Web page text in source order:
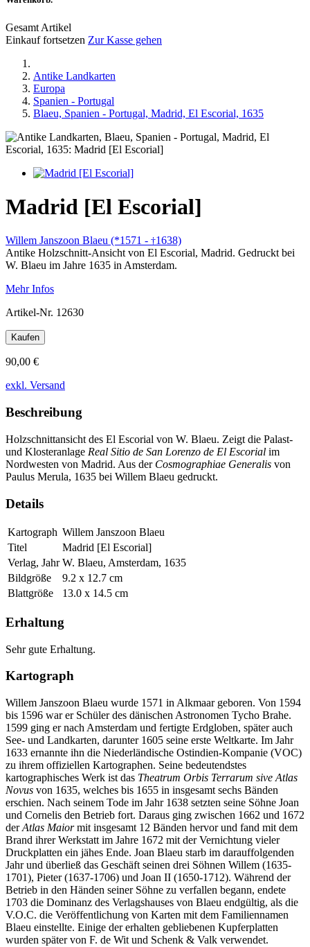
Gesamt Artikel
Einkauf fortsetzen Zur Kasse gehen
Antike Landkarten
Europa
Spanien - Portugal
Blaeu, Spanien - Portugal, Madrid, El Escorial, 1635
Madrid [El Escorial]
Willem Janszoon Blaeu (*1571 - †1638)
Antike Holzschnitt-Ansicht von El Escorial, Madrid. Gedruckt bei
W. Blaeu im Jahre 1635 in Amsterdam.
Mehr Infos
Artikel-Nr. 12630
Kaufen
90,00 €
exkl. Versand
Beschreibung
Holzschnittansicht des El Escorial von W. Blaeu. Zeigt die Palast-
und Klosteranlage Real Sitio de San Lorenzo de El Escorial im
Nordwesten von Madrid. Aus der Cosmographiae Generalis von
Paulus Merula, 1635 bei Willem Blaeu gedruckt.
Details
Kartograph Willem Janszoon Blaeu
Titel
Madrid [El Escorial]
Verlag, Jahr W. Blaeu, Amsterdam, 1635
Bildgröße
9.2 x 12.7 cm
Blattgröße
13.0 x 14.5 cm
Erhaltung
Sehr gute Erhaltung.
Kartograph
Willem Janszoon Blaeu wurde 1571 in Alkmaar geboren. Von 1594
bis 1596 war er Schüler des dänischen Astronomen Tycho Brahe.
1599 ging er nach Amsterdam und fertigte Erdgloben, später auch
See- und Landkarten, darunter 1605 seine erste Weltkarte. Im Jahr
1633 ernannte ihn die Niederländische Ostindien-Kompanie (VOC)
zu ihrem offiziellen Kartographen. Seine bedeutendstes
kartographisches Werk ist das Theatrum Orbis Terrarum sive Atlas
Novus von 1635, welches bis 1655 in insgesamt sechs Bänden
erschien. Nach seinem Tode im Jahr 1638 setzten seine Söhne Joan
und Cornelis den Betrieb fort. Daraus ging zwischen 1662 und 1672
derAtlas Maiormit insgesamt 12 Bänden hervor und fand mit dem
Brand ihrer Werkstatt im Jahre 1672 mit der Vernichtung vieler
Druckplatten ein jähes Ende. Joan Blaeu starb im darauffolgenden
Jahr und überließ das Geschäft seinen drei Söhnen Willem (1635-
1701), Pieter (1637-1706) und Joan II (1650-1712). Während der
Betrieb in den Händen seiner Söhne zu verfallen begann, endete
1703 die Dominanz des Verlagshauses von Blaeu endgültig, als die
V.O.C. die Veröffentlichung von Karten mit dem Familiennamen
Blaeu einstellte. Einige der erhalten gebliebenen Kupferplatten
wurden später von F. de Wit und Schenk & Valk verwendet.